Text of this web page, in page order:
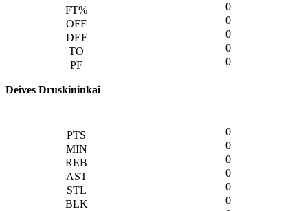
0
0
0
0
0
Deives Druskininkai
0
0
0
0
0
0